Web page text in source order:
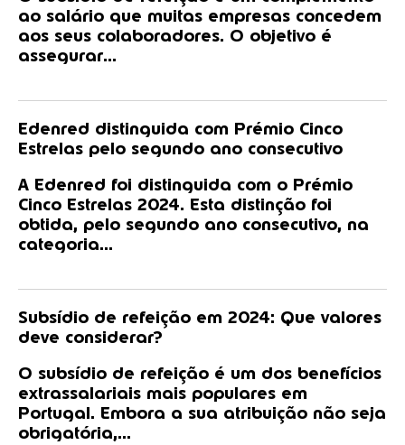
ao salário que muitas empresas concedem
aos seus colaboradores. O objetivo é
assegurar...
Edenred distinguida com Prémio Cinco
Estrelas pelo segundo ano consecutivo
A Edenred foi distinguida com o Prémio
Cinco Estrelas 2024. Esta distinção foi
obtida, pelo segundo ano consecutivo, na
categoria...
Subsídio de refeição em 2024: Que valores
deve considerar?
O subsídio de refeição é um dos benefícios
extrassalariais mais populares em
Portugal. Embora a sua atribuição não seja
obrigatória,...